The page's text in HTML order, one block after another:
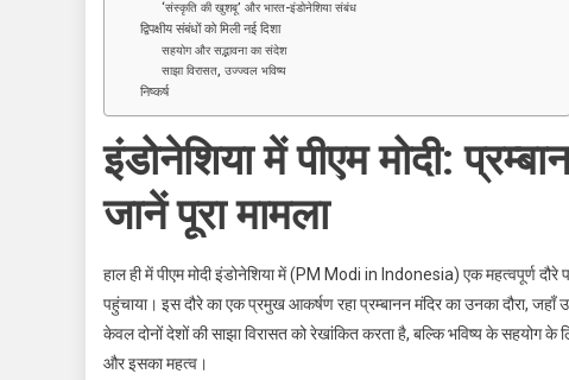
‘संस्कृति की खुशबू’ और भारत-इंडोनेशिया संबंध
द्विपक्षीय संबंधों को मिली नई दिशा
सहयोग और सद्भावना का संदेश
साझा विरासत, उज्ज्वल भविष्य
निष्कर्ष
इंडोनेशिया में पीएम मोदी:
जानें पूरा मामला
हाल ही में पीएम मोदी इंडोनेशिया में (PM Modi in Indonesia) एक महत्वपूर्ण
पहुंचाया। इस दौरे का एक प्रमुख आकर्षण रहा प्रम्बानन मंदिर का उनका दौरा,
केवल दोनों देशों की साझा विरासत को रेखांकित करता है, बल्कि भविष्य के सहयोग
और इसका महत्व।